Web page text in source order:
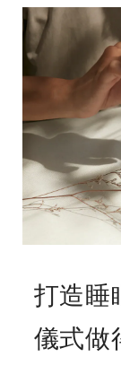
打造睡
儀式做